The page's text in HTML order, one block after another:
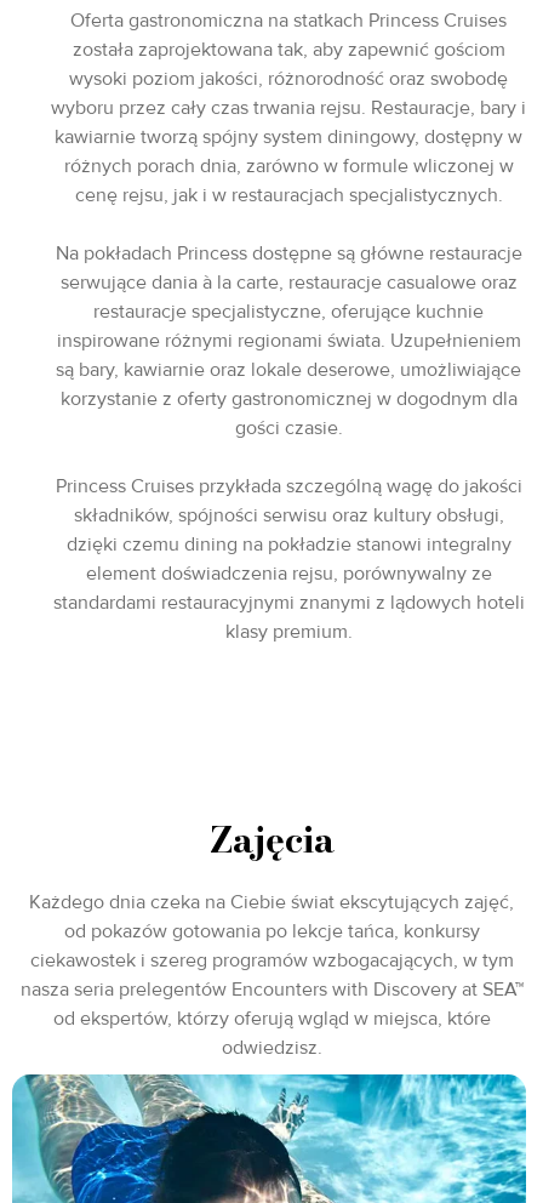
Oferta gastronomiczna na statkach Princess Cruises
została zaprojektowana tak, aby zapewnić gościom
wysoki poziom jakości, różnorodność oraz swobodę
wyboru przez cały czas trwania rejsu. Restauracje, bary i
kawiarnie tworzą spójny system diningowy, dostępny w
różnych porach dnia, zarówno w formule wliczonej w
cenę rejsu, jak i w restauracjach specjalistycznych.
Na pokładach Princess dostępne są główne restauracje
serwujące dania à la carte, restauracje casualowe oraz
restauracje specjalistyczne, oferujące kuchnie
inspirowane różnymi regionami świata. Uzupełnieniem
są bary, kawiarnie oraz lokale deserowe, umożliwiające
korzystanie z oferty gastronomicznej w dogodnym dla
gości czasie.
Princess Cruises przykłada szczególną wagę do jakości
składników, spójności serwisu oraz kultury obsługi,
dzięki czemu dining na pokładzie stanowi integralny
element doświadczenia rejsu, porównywalny ze
standardami restauracyjnymi znanymi z lądowych hoteli
klasy premium.
Zajęcia
Każdego dnia czeka na Ciebie świat ekscytujących zajęć,
od pokazów gotowania po lekcje tańca, konkursy
ciekawostek i szereg programów wzbogacających, w tym
nasza seria prelegentów Encounters with Discovery at SEA™
od ekspertów, którzy oferują wgląd w miejsca, które
odwiedzisz.